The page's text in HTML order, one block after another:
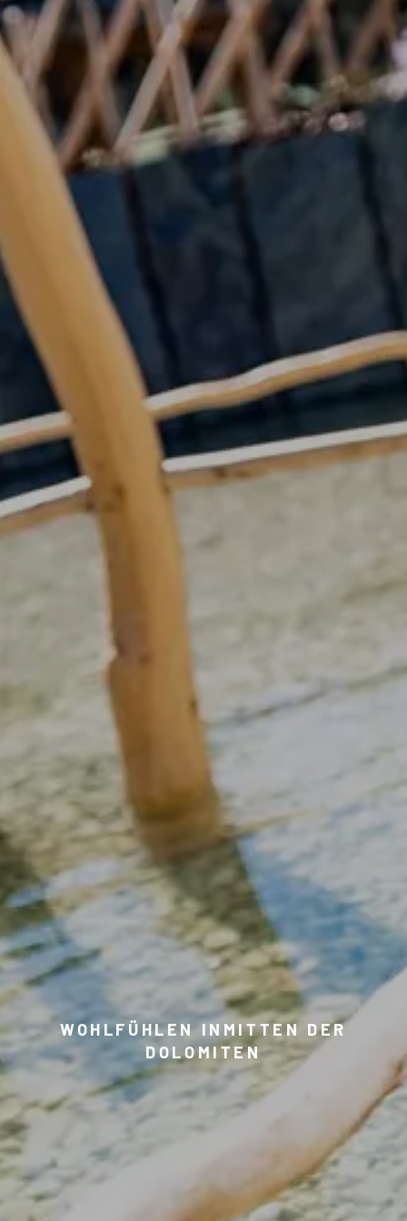
TEL +39 0474 710444
INFO@CARAVANPARKSEXTEN.IT
WOHLFÜHLEN INMITTEN DER
DOLOMITEN